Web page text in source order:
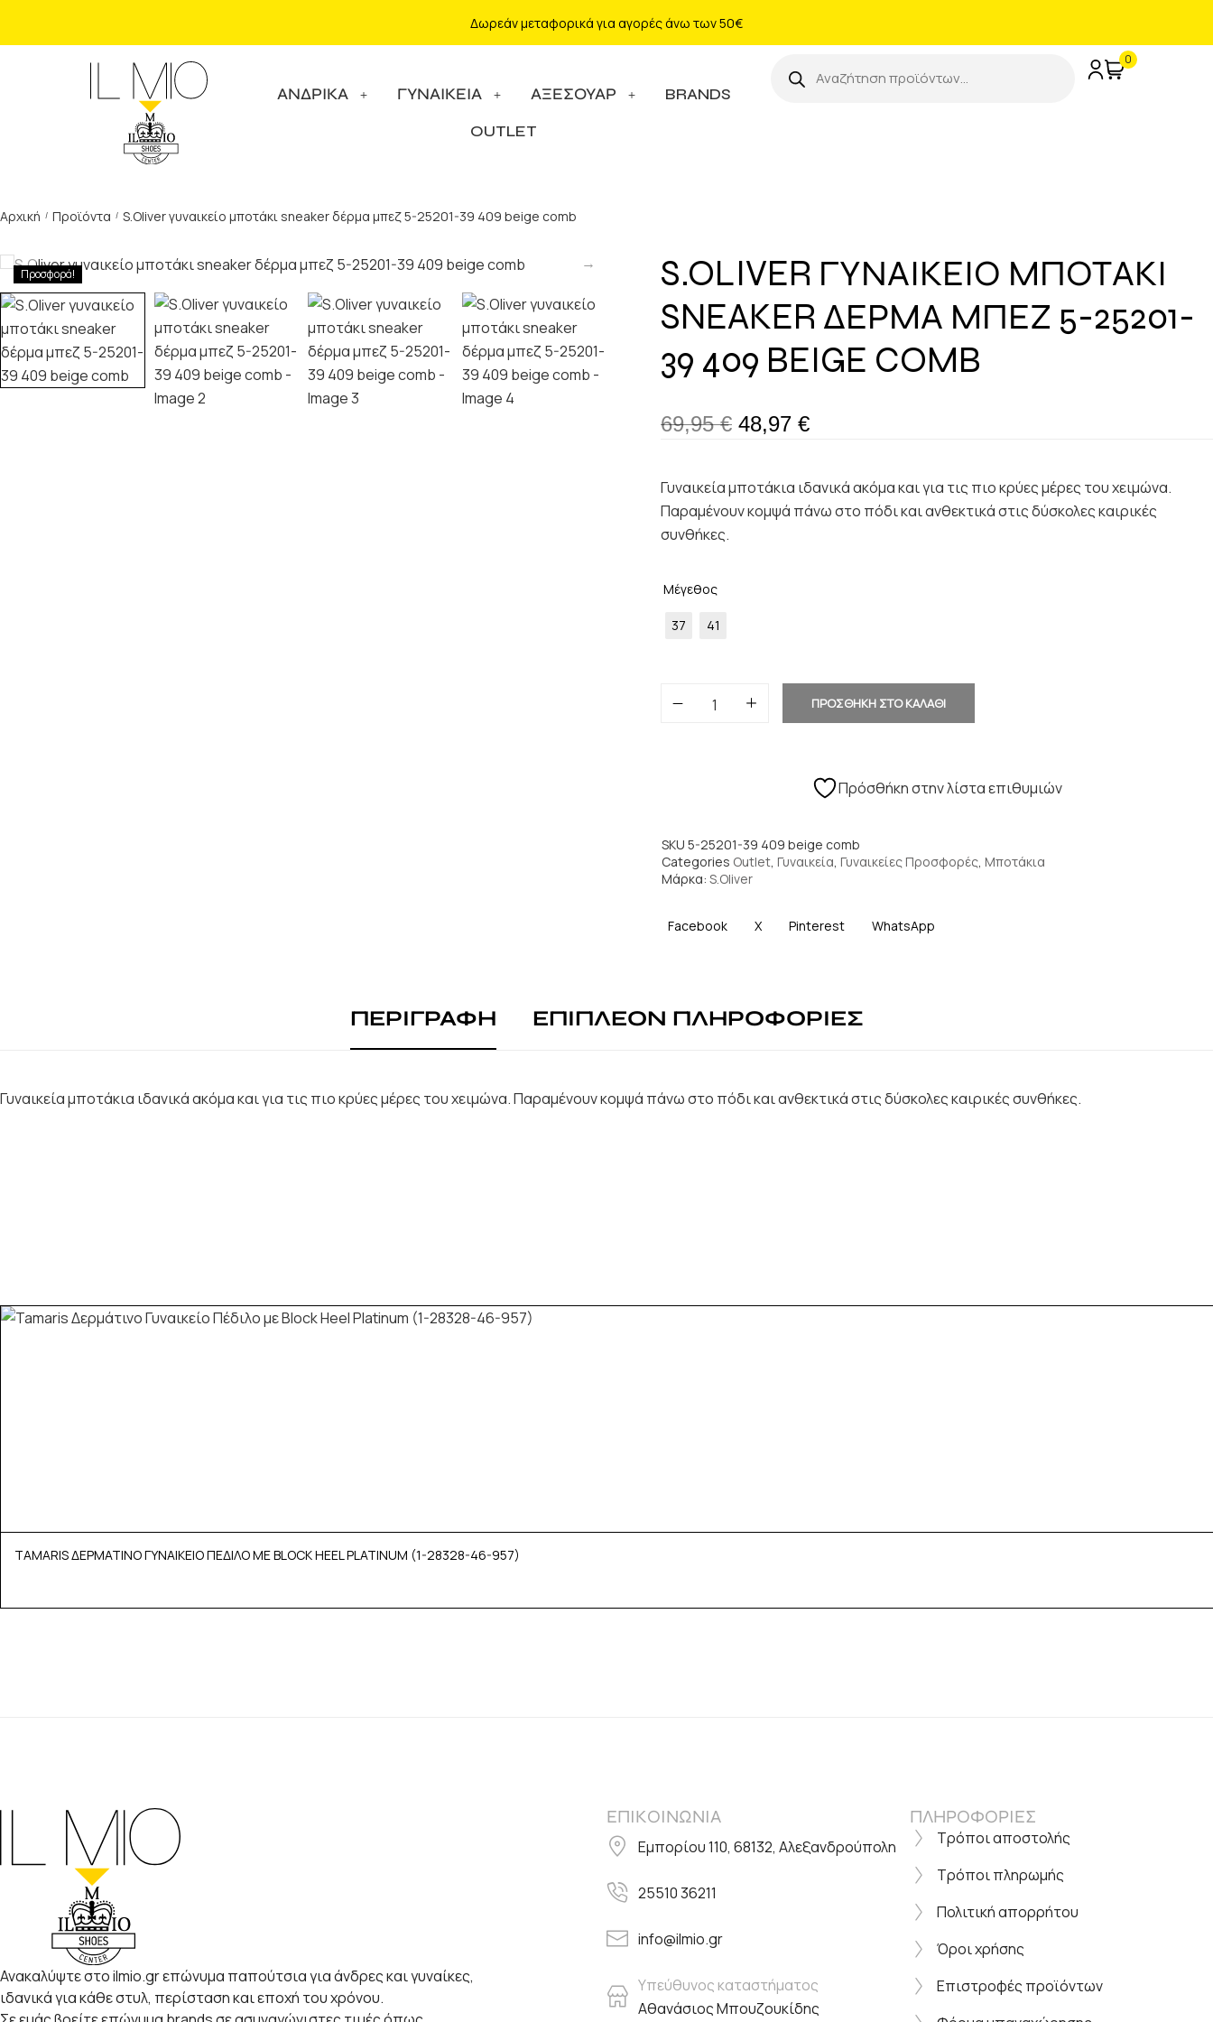
Δωρεάν μεταφορικά για αγορές άνω των 50€
ΑΝΔΡΙΚΑ ΓΥΝΑΙΚΕΙΑ ΑΞΕΣΟΥΑΡ
BRANDS
OUTLET
0
Αρχική / Προϊόντα / S.Oliver γυναικείο μποτάκι sneaker δέρμα μπεζ 5-25201-39 409 beige comb
Προσφορά!
S.OLIVER ΓΥΝΑΙΚΕΙΟ ΜΠΟΤΑΚΙ
SNEAKER ΔΕΡΜΑ ΜΠΕΖ 5-25201-
39 409 BEIGE COMB
69,95€ 48,97 €
Γυναικεία μποτάκια ιδανικά ακόμα και για τις πιο κρύες μέρες του χειμώνα.
Παραμένουν κομψά πάνω στο πόδι και ανθεκτικά στις δύσκολες καιρικές
συνθήκες.
Μέγεθος
37 41
ΠΡΟΣΘΗΚΗ ΣΤΟ ΚΑΛΑΘΙ
Πρόσθήκη στην λίστα επιθυμιών
SKU 5-25201-39 409 beige comb
Categories Outlet, Γυναικεία, Γυναικείες Προσφορές, Μποτάκια
Μάρκα: S.Oliver
Facebook X Pinterest WhatsApp
ΠΕΡΙΓΡΑΦΗ ΕΠΙΠΛΕΟΝ ΠΛΗΡΟΦΟΡΙΕΣ
Γυναικεία μποτάκια ιδανικά ακόμα και για τις πιο κρύες μέρες του χειμώνα. Παραμένουν κομψά πάνω στο πόδι και ανθεκτικά στις δύσκολες καιρικές συνθήκες.
TAMARIS ΔΕΡΜΑΤΙΝΟ ΓΥΝΑΙΚΕΙΟ ΠΕΔΙΛΟ ΜΕ BLOCK HEEL PLATINUM (1-28328-46-957)
Ανακαλύψτε στο ilmio.gr επώνυμα παπούτσια για άνδρες και γυναίκες,
ιδανικά για κάθε στυλ, περίσταση και εποχή του χρόνου.
ΕΠΙΚΟΙΝΩΝΙΑ
Εμπορίου 110, 68132, Αλεξανδρούπολη
25510 36211
info@ilmio.gr
Υπεύθυνος καταστήματος
Αθανάσιος Μπουζουκίδης
ΠΛΗΡΟΦΟΡΙΕΣ
Τρόποι αποστολής
Τρόποι πληρωμής
Πολιτική απορρήτου
Όροι χρήσης
Επιστροφές προϊόντων